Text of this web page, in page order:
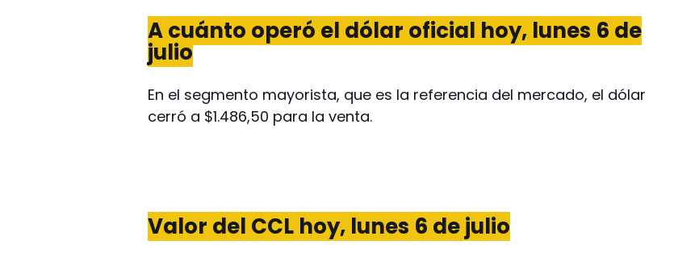
A cuánto operó el dólar oficial hoy, lunes 6 de
julio
En el segmento mayorista, que es la referencia del mercado, el dólar
cerró a $1.486,50 para la venta.
Valor del CCL hoy, lunes 6 de julio